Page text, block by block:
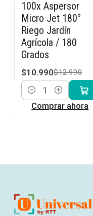
-15% OFF
100x Aspersor
Micro Jet 180°
Riego Jardín
Agrícola / 180
Grados
$10.990$12.990
Cantidad
Comprar ahora